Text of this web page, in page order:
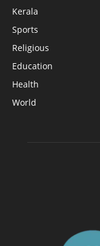
Kerala
Sports
Religious
Education
Health
World